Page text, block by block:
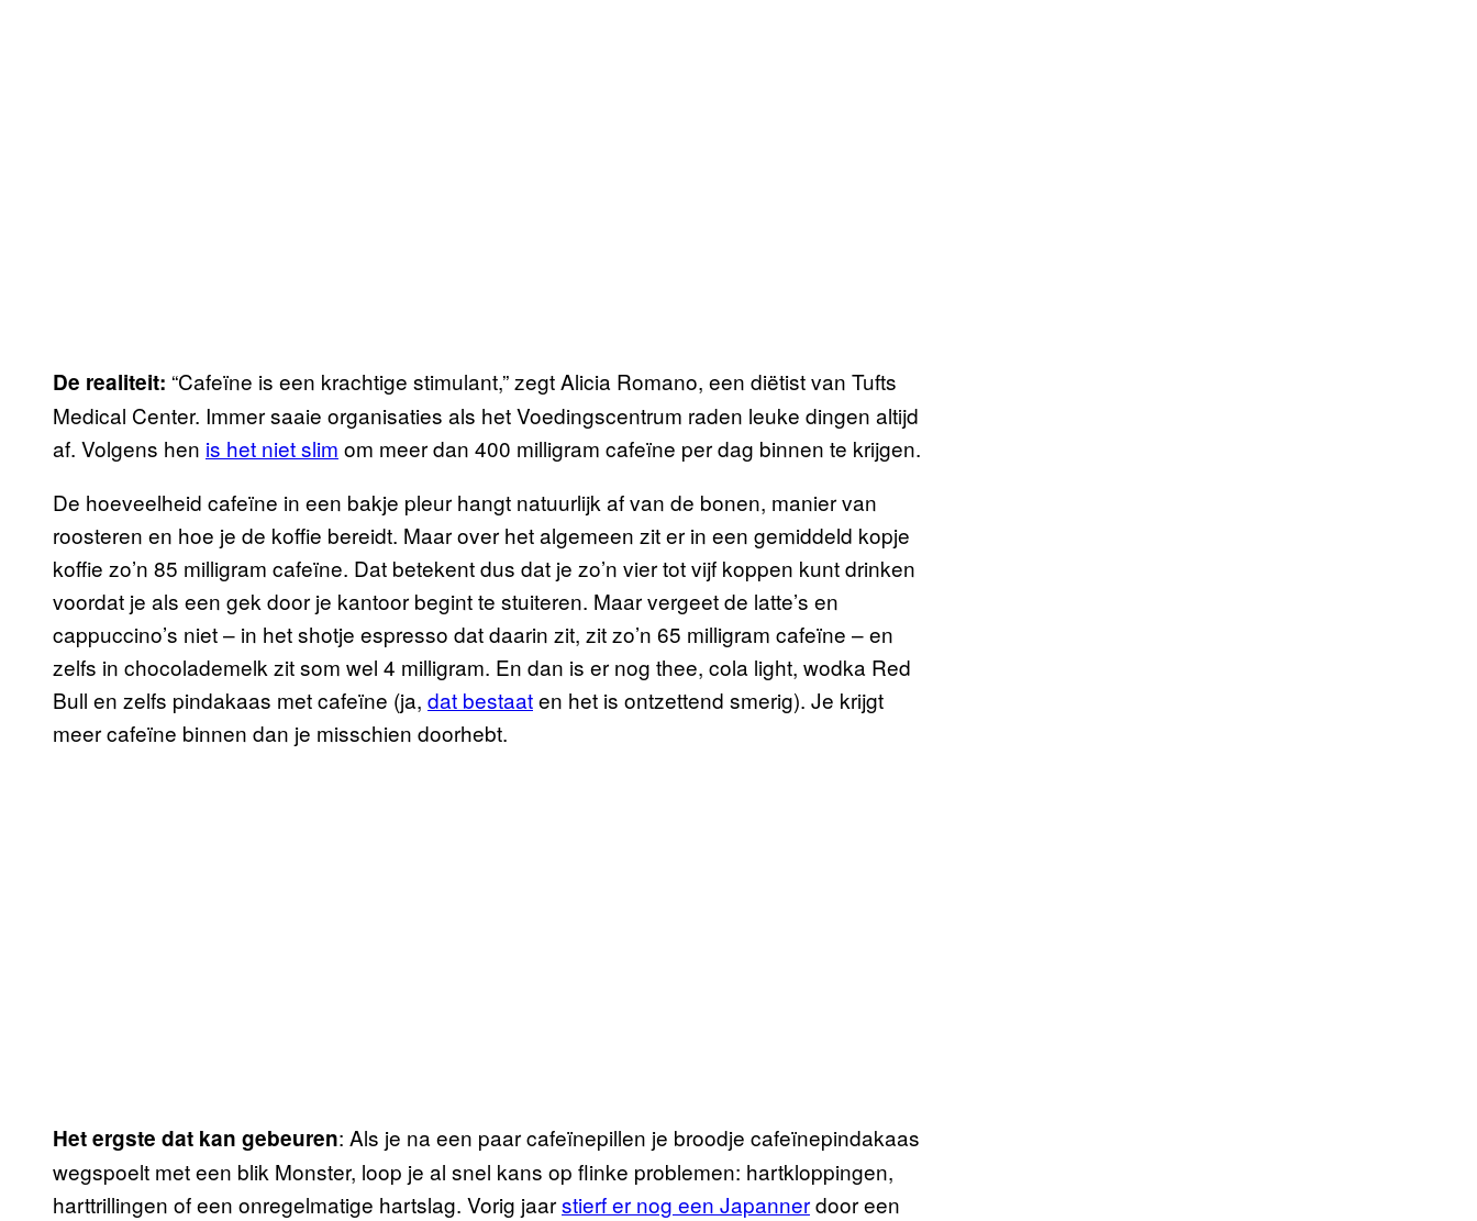
De realiteit: “Cafeïne is een krachtige stimulant,” zegt Alicia Romano, een diëtist van Tufts
Medical Center. Immer saaie organisaties als het Voedingscentrum raden leuke dingen altijd
af. Volgens hen is het niet slim om meer dan 400 milligram cafeïne per dag binnen te krijgen.
De hoeveelheid cafeïne in een bakje pleur hangt natuurlijk af van de bonen, manier van
roosteren en hoe je de koffie bereidt. Maar over het algemeen zit er in een gemiddeld kopje
koffie zo’n 85 milligram cafeïne. Dat betekent dus dat je zo’n vier tot vijf koppen kunt drinken
voordat je als een gek door je kantoor begint te stuiteren. Maar vergeet de latte’s en
cappuccino’s niet – in het shotje espresso dat daarin zit, zit zo’n 65 milligram cafeïne – en
zelfs in chocolademelk zit som wel 4 milligram. En dan is er nog thee, cola light, wodka Red
Bull en zelfs pindakaas met cafeïne (ja, dat bestaaten het is ontzettend smerig). Je krijgt
meer cafeïne binnen dan je misschien doorhebt.
Het ergste dat kan gebeuren: Als je na een paar cafeïnepillen je broodje cafeïnepindakaas
wegspoelt met een blik Monster, loop je al snel kans op flinke problemen: hartkloppingen,
harttrillingen of een onregelmatige hartslag. Vorig jaarstierf er nog een Japannerdoor een